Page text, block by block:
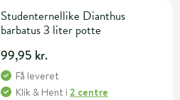
Studenternellike Dianthus
barbatus 3 liter potte
99,95 kr.
Få leveret
Klik & Hent i2 centre